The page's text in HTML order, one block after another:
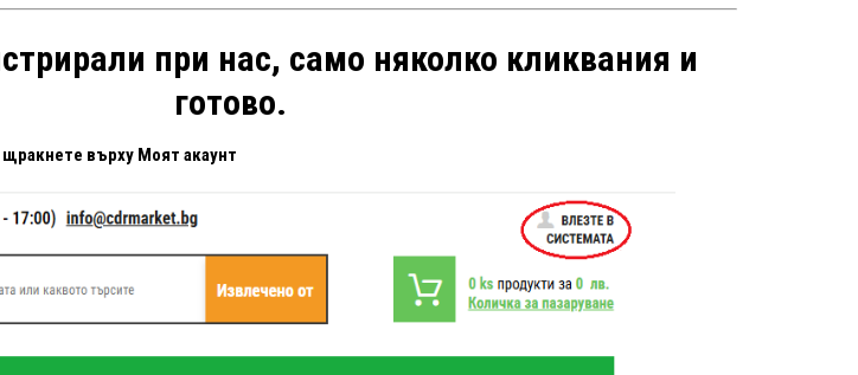
при нас, само няколко кликвания и
готово.
върху Моят акаунт